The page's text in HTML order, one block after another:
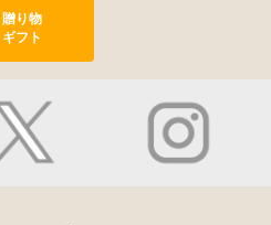
お電話をいただきました。
いとして
贈り物
ギフト